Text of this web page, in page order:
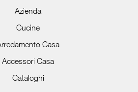
Azienda
Cucine
Casa
Accessori Casa
Cataloghi